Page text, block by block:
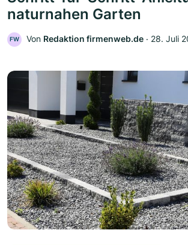
naturnahen Garten
FW Von Redaktion firmenweb.de ‧ 28. Juli